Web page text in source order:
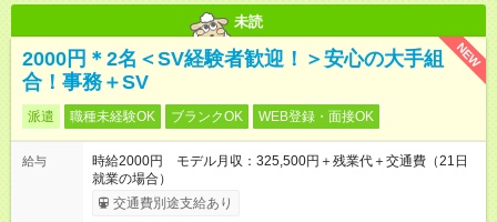
未読
NEW
2000円＊2名＜SV経験者歓迎！＞安心の大手組
合！事務＋SV
派遣 職種未経験OK ブランクOK WEB登録・面接OK
給与
時給2000円 モデル月収：325,500円＋残業代＋交通費（21日
就業の場合）
交通費別途支給あり